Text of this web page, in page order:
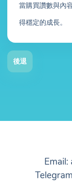
當購買讚數與內
得穩定的成長。
後退